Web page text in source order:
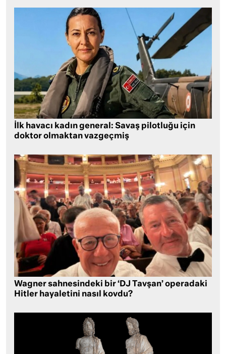
İlk havacı kadın general: Savaş pilotluğu için
doktor olmaktan vazgeçmiş
Wagner sahnesindeki bir ‘DJ Tavşan’ operadaki
Hitler hayaletini nasıl kovdu?